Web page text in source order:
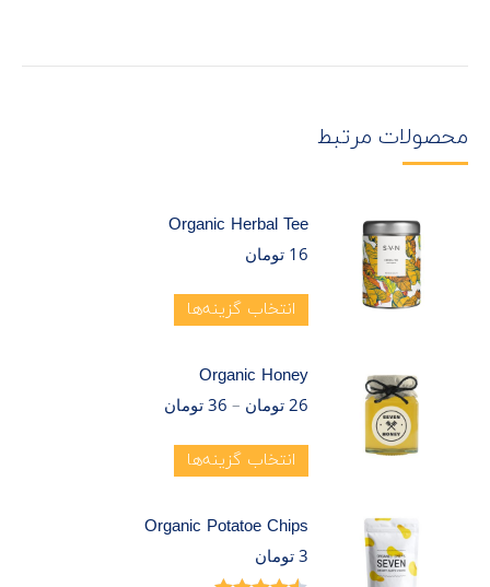
محصولات مرتبط
Organic Herbal Tee
16 تومان
انتخاب گزینه‌ها
Organic Honey
26 تومان –
36 تومان
انتخاب گزینه‌ها
Organic Potatoe Chips
3 تومان